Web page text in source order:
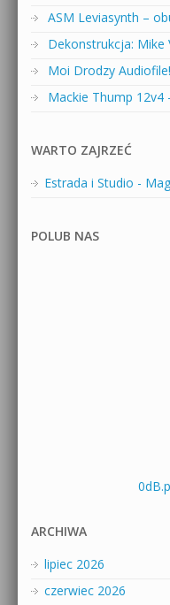
ASM Leviasynth –
Dekonstrukcja: Mike
Moi Drodzy Audiofile!
Mackie Thump 12v4
WARTO ZAJRZEĆ
Estrada i Studio -
POLUB NAS
ARCHIWA
lipiec 2026
czerwiec 2026